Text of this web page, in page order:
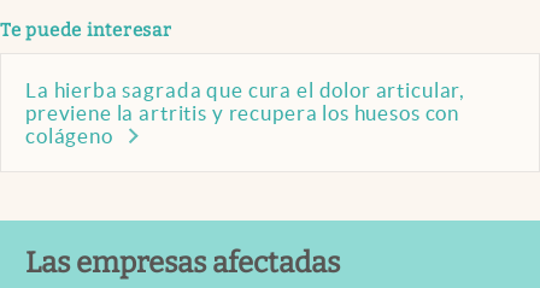
Te puede interesar
La hierba sagrada que cura el dolor articular,
previene la artritis y recupera los huesos con
colágeno
Las empresas afectadas